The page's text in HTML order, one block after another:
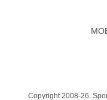
Copyright 2008-26.